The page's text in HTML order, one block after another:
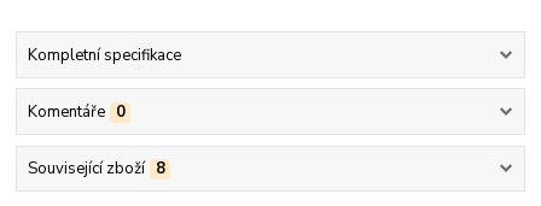
Kompletní specifikace
Komentáře 0
Související zboží 8